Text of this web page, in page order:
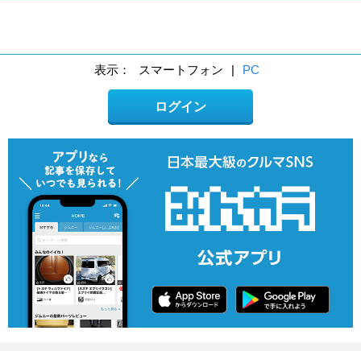
表示： スマートフォン | PC
ログイン